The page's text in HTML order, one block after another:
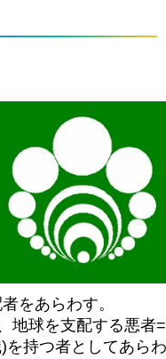
をあらわす。
地球を支配する悪者=
を持つ者としてあらわ